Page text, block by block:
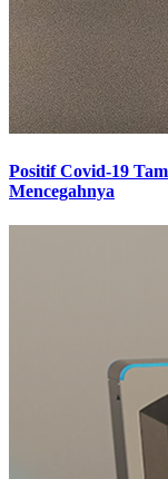
Positif Covid-19
Mencegahnya